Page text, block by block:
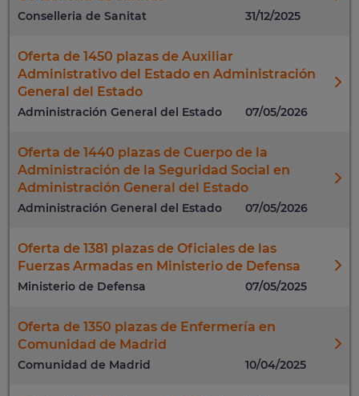
Conselleria de Sanitat 31/12/2025
Oferta de 1450 plazas de Auxiliar
Administrativo del Estado en Administración
General del Estado
Administración General del Estado 07/05/2026
Oferta de 1440 plazas de Cuerpo de la
Administración de la Seguridad Social en
Administración General del Estado
Administración General del Estado 07/05/2026
Oferta de 1381 plazas de Oficiales de las
Fuerzas Armadas en Ministerio de Defensa
Ministerio de Defensa 07/05/2025
Oferta de 1350 plazas de Enfermería en
Comunidad de Madrid
Comunidad de Madrid 10/04/2025